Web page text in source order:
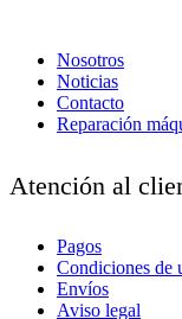
Nosotros
Noticias
Contacto
Reparación
Atención al
Pagos
Condiciones de
Envíos
Aviso legal